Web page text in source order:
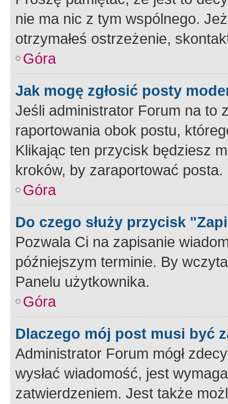
nie ma nic z tym wspólnego.
otrzymałeś ostrzeżenie,
Góra
Jak mogę zgłosić posty
Jeśli administrator Forum na to
raportowania obok postu,
Klikając ten przycisk będziesz
kroków, by zaraportować posta.
Góra
Do czego służy przycisk
Pozwala Ci na zapisanie
późniejszym terminie. By
Panelu użytkownika.
Góra
Dlaczego mój post musi być
Administrator Forum mógł
wysłać wiadomość, jest
zatwierdzeniem. Jest także